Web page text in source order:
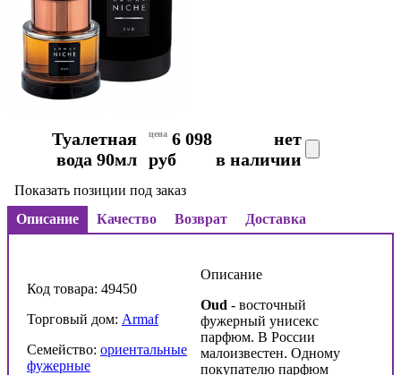
Туалетная
вода 90мл
цена 6 098
руб
нет
в наличии
Показать позиции под заказ
Описание
Качество Возврат Доставка
Код товара: 49450
Торговый дом: Armaf
Семейство: ориентальные
фужерные
Описание
Oud - восточный
фужерный унисекс
парфюм. В России
малоизвестен. Одному
покупателю парфюм